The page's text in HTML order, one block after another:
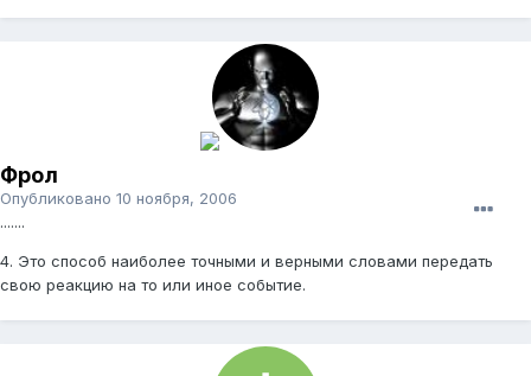
Фрол
Опубликовано 10 ноября, 2006
.......
4. Это способ наиболее точными и верными словами передать
свою реакцию на то или иное событие.